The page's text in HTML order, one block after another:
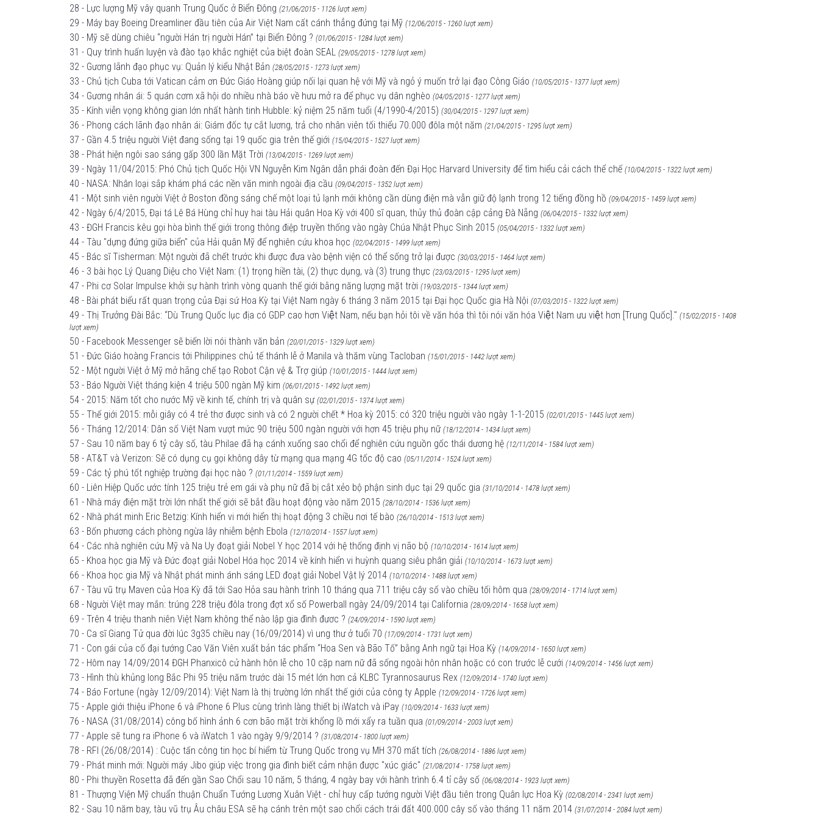
28 - Lực lượng Mỹ vây quanh Trung Quốc ở Biển Đông (21/06/2015 - 1126 lượt xem)
29 - Máy bay Boeing Dreamliner đầu tiên của Air Việt Nam cất cánh thẳng đứng tại Mỹ (12/06/2015 - 1260 lượt xem)
30 - Mỹ sẽ dùng chiêu “người Hán trị người Hán” tại Biển Đông ? (01/06/2015 - 1284 lượt xem)
31 - Quy trình huấn luyện và đào tạo khắc nghiệt của biệt đoàn SEAL (29/05/2015 - 1278 lượt xem)
32 - Gương lãnh đạo phục vụ: Quản lý kiểu Nhật Bản (28/05/2015 - 1273 lượt xem)
33 - Chủ tịch Cuba tới Vatican cảm ơn Đức Giáo Hoàng giúp nối lại quan hệ với Mỹ và ngỏ ý muốn trở lại đạo Công Giáo (10/05/2015 - 1377 lượt xem)
34 - Gương nhân ái: 5 quán cơm xã hội do nhiều nhà báo về hưu mở ra để phục vụ dân nghèo (04/05/2015 - 1277 lượt xem)
35 - Kính viễn vọng không gian lớn nhất hành tinh Hubble: kỷ niệm 25 năm tuổi (4/1990-4/2015) (30/04/2015 - 1297 lượt xem)
36 - Phong cách lãnh đạo nhân ái: Giám đốc tự cắt lương, trả cho nhân viên tối thiểu 70.000 đôla một năm (21/04/2015 - 1295 lượt xem)
37 - Gần 4.5 triệu người Việt đang sống tại 19 quốc gia trên thế giới (15/04/2015 - 1527 lượt xem)
38 - Phát hiện ngôi sao sáng gấp 300 lần Mặt Trời (13/04/2015 - 1269 lượt xem)
39 - Ngày 11/04/2015: Phó Chủ tịch Quốc Hội VN Nguyễn Kim Ngân dẫn phái đoàn đến Đại Học Harvard University để tìm hiểu cải cách thể chế (10/04/2015 - 1322 lượt xem)
40 - NASA: Nhân loại sắp khám phá các nền văn minh ngoài địa cầu (09/04/2015 - 1352 lượt xem)
41 - Một sinh viên người Việt ở Boston đồng sáng chế một loại tủ lạnh mới không cần dùng điện mà vẫn giữ độ lạnh trong 12 tiếng đồng hồ (09/04/2015 - 1459 lượt xem)
42 - Ngày 6/4/2015, Đại tá Lê Bá Hùng chỉ huy hai tàu Hải quân Hoa Kỳ với 400 sĩ quan, thủy thủ đoàn cập cảng Đà Nẵng (06/04/2015 - 1332 lượt xem)
43 - ĐGH Francis kêu gọi hòa bình thế giới trong thông điệp truyền thống vào ngày Chúa Nhật Phục Sinh 2015 (05/04/2015 - 1332 lượt xem)
44 - Tàu "dựng đứng giữa biển" của Hải quân Mỹ để nghiên cứu khoa học (02/04/2015 - 1499 lượt xem)
45 - Bác sĩ Tisherman: Một người đã chết trước khi được đưa vào bệnh viện có thể sống trở lại được (30/03/2015 - 1464 lượt xem)
46 - 3 bài học Lý Quang Diệu cho Việt Nam: (1) trọng hiền tài, (2) thực dụng, và (3) trung thực (23/03/2015 - 1295 lượt xem)
47 - Phi cơ Solar Impulse khởi sự hành trình vòng quanh thế giới bằng năng lượng mặt trời (19/03/2015 - 1344 lượt xem)
48 - Bài phát biểu rất quan trọng của Đại sứ Hoa Kỳ tại Việt Nam ngày 6 tháng 3 năm 2015 tại Đại học Quốc gia Hà Nội (07/03/2015 - 1322 lượt xem)
49 - Thị Trưởng Đài Bắc: “Dù Trung Quốc lục địa có GDP cao hơn Việt Nam, nếu bạn hỏi tôi về văn hóa thì tôi nói văn hóa Việt Nam ưu việt hơn [Trung Quốc]." (15/02/2015 - 1408
lượt xem)
50 - Facebook Messenger sẽ biến lời nói thành văn bản (20/01/2015 - 1329 lượt xem)
51 - Đức Giáo hoàng Francis tới Philippines chủ tế thánh lễ ở Manila và thăm vùng Tacloban (15/01/2015 - 1442 lượt xem)
52 - Một người Việt ở Mỹ mở hãng chế tạo Robot Cận vệ & Trợ giúp (10/01/2015 - 1444 lượt xem)
53 - Báo Người Việt tháng kiện 4 triệu 500 ngàn Mỹ kim (06/01/2015 - 1492 lượt xem)
54 - 2015: Năm tốt cho nước Mỹ về kinh tế, chính trị và quân sự (02/01/2015 - 1374 lượt xem)
55 - Thế giới 2015: mỗi giây có 4 trẻ thơ được sinh và có 2 người chết * Hoa kỳ 2015: có 320 triệu người vào ngày 1-1-2015 (02/01/2015 - 1445 lượt xem)
56 - Tháng 12/2014: Dân số Việt Nam vượt mức 90 triệu 500 ngàn người với hơn 45 triệu phụ nữ (18/12/2014 - 1434 lượt xem)
57 - Sau 10 năm bay 6 tỷ cây số, tàu Philae đã hạ cánh xuống sao chổi để nghiên cứu nguồn gốc thái dương hệ (12/11/2014 - 1584 lượt xem)
58 - AT&T và Verizon: Sẽ có dụng cụ gọi không dây từ mạng qua mạng 4G tốc độ cao (05/11/2014 - 1524 lượt xem)
59 - Các tỷ phú tốt nghiệp trường đại học nào ? (01/11/2014 - 1559 lượt xem)
60 - Liên Hiệp Quốc ước tính 125 triệu trẻ em gái và phụ nữ đã bị cắt xẻo bộ phận sinh dục tại 29 quốc gia (31/10/2014 - 1478 lượt xem)
61 - Nhà máy điện mặt trời lớn nhất thế giới sẽ bắt đầu hoạt động vào năm 2015 (28/10/2014 - 1536 lượt xem)
62 - Nhà phát minh Eric Betzig: Kính hiển vi mới hiển thị hoạt động 3 chiều nơi tế bào (26/10/2014 - 1513 lượt xem)
63 - Bốn phương cách phòng ngừa lây nhiễm bệnh Ebola (12/10/2014 - 1557 lượt xem)
64 - Các nhà nghiên cứu Mỹ và Na Uy đoạt giải Nobel Y học 2014 với hệ thống định vị não bộ (10/10/2014 - 1614 lượt xem)
65 - Khoa học gia Mỹ và Đức đoạt giải Nobel Hóa học 2014 về kính hiển vi huỳnh quang siêu phân giải (10/10/2014 - 1673 lượt xem)
66 - Khoa học gia Mỹ và Nhật phát minh ánh sáng LED đoạt giải Nobel Vật lý 2014 (10/10/2014 - 1488 lượt xem)
67 - Tàu vũ trụ Maven của Hoa Kỳ đã tới Sao Hỏa sau hành trình 10 tháng qua 711 triệu cây số vào chiều tối hôm qua (28/09/2014 - 1714 lượt xem)
68 - Người Việt may mắn: trúng 228 triệu đôla trong đợt xổ số Powerball ngày 24/09/2014 tại California (28/09/2014 - 1658 lượt xem)
69 - Trên 4 triệu thanh niên Việt Nam không thể nào lập gia đình đươc ? (24/09/2014 - 1590 lượt xem)
70 - Ca sĩ Giang Tử qua đời lúc 3g35 chiều nay (16/09/2014) vì ung thư ở tuổi 70 (17/09/2014 - 1731 lượt xem)
71 - Con gái của cố đại tướng Cao Văn Viên xuất bản tác phẩm “Hoa Sen và Bão Tố” bằng Anh ngữ tại Hoa Kỳ (14/09/2014 - 1650 lượt xem)
72 - Hôm nay 14/09/2014 ĐGH Phanxicô cử hành hôn lễ cho 10 cặp nam nữ đã sống ngoài hôn nhân hoặc có con trước lễ cưới (14/09/2014 - 1456 lượt xem)
73 - Hình thù khủng long Bắc Phi 95 triệu năm trước dài 15 mét lớn hơn cả KLBC Tyrannosaurus Rex (12/09/2014 - 1740 lượt xem)
74 - Báo Fortune (ngày 12/09/2014): Việt Nam là thị trường lớn nhất thế giới của công ty Apple (12/09/2014 - 1726 lượt xem)
75 - Apple giới thiệu iPhone 6 và iPhone 6 Plus cùng trình làng thiết bị iWatch và iPay (10/09/2014 - 1633 lượt xem)
76 - NASA (31/08/2014) công bố hình ảnh 6 cơn bão mặt trời khổng lồ mới xẩy ra tuần qua (01/09/2014 - 2003 lượt xem)
77 - Apple sẽ tung ra iPhone 6 và iWatch 1 vào ngày 9/9/2014 ? (31/08/2014 - 1800 lượt xem)
78 - RFI (26/08/2014) : Cuộc tấn công tin học bí hiểm từ Trung Quốc trong vụ MH 370 mất tích (26/08/2014 - 1886 lượt xem)
79 - Phát minh mới: Người máy Jibo giúp việc trong gia đình biết cảm nhận được "xúc giác" (21/08/2014 - 1758 lượt xem)
80 - Phi thuyền Rosetta đã đến gần Sao Chổi sau 10 năm, 5 tháng, 4 ngày bay với hành trình 6.4 tỉ cây số (06/08/2014 - 1923 lượt xem)
81 - Thượng Viện Mỹ chuẩn thuận Chuẩn Tướng Lương Xuân Việt - chỉ huy cấp tướng người Việt đầu tiên trong Quân lực Hoa Kỳ (02/08/2014 - 2341 lượt xem)
82 - Sau 10 năm bay, tàu vũ trụ Âu châu ESA sẽ hạ cánh trên một sao chổi cách trái đất 400.000 cây số vào tháng 11 năm 2014 (31/07/2014 - 2084 lượt xem)